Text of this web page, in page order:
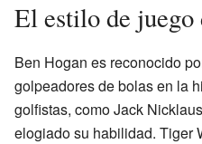
El estilo de juego
Ben Hogan es reconocido
golpeadores de bolas en la
golfistas, como Jack
elogiado su habilidad. Tiger